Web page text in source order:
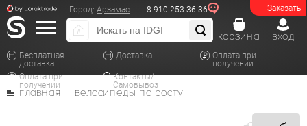
Заказать
Город: Арзамас 8-910-253-36-36
Бесплатная
доставка
Доставка
Оплата при
получении
Оплата при
получении
Контакты/
Самовывоз
вход
корзина
главная велосипеды по росту